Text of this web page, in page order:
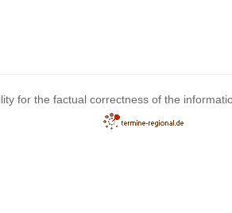
for the factual correctness of the